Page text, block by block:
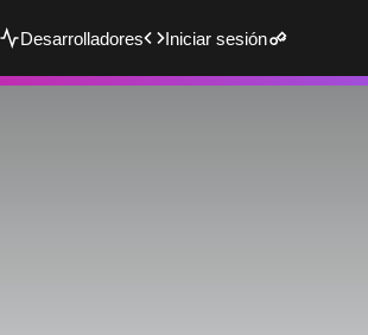
Desarrolladores Iniciar sesión